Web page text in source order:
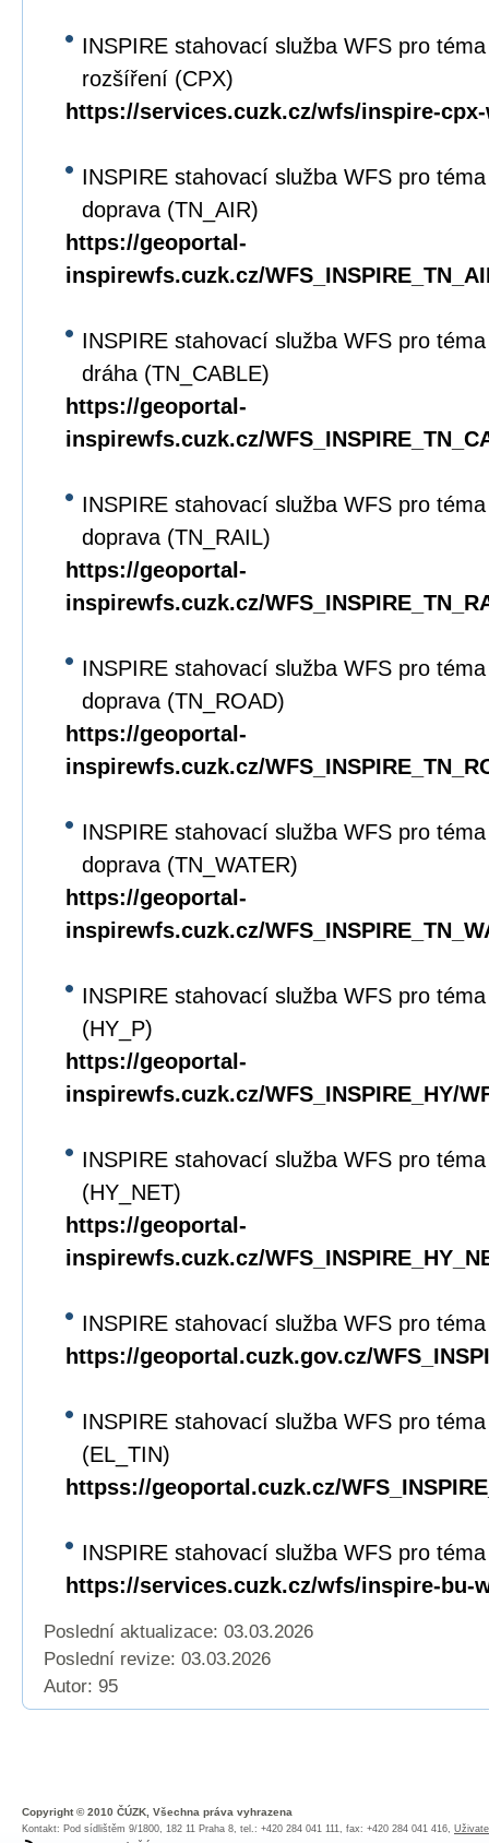
INSPIRE stahovací služba WFS pro
rozšíření (CPX)
https://services.cuzk.cz/wfs/inspire-
INSPIRE stahovací služba WFS pro
doprava (TN_AIR)
https://geoportal-
inspirewfs.cuzk.cz/
INSPIRE stahovací služba WFS pro
dráha (TN_CABLE)
https://geoportal-
inspirewfs.cuzk.cz/
INSPIRE stahovací služba WFS pro
doprava (TN_RAIL)
https://geoportal-
inspirewfs.cuzk.cz/
INSPIRE stahovací služba WFS pro
doprava (TN_ROAD)
https://geoportal-
inspirewfs.cuzk.cz/
INSPIRE stahovací služba WFS pro
doprava (TN_WATER)
https://geoportal-
inspirewfs.cuzk.cz/
INSPIRE stahovací služba WFS pro
(HY_P)
https://geoportal-
inspirewfs.cuzk.cz/WFS_INSPIRE_HY/
INSPIRE stahovací služba WFS pro
(HY_NET)
https://geoportal-
inspirewfs.cuzk.cz/
INSPIRE stahovací služba WFS pro
https://geoportal.cuzk.gov.cz/
INSPIRE stahovací služba WFS pro
(EL_TIN)
httpss://geoportal.cuzk.cz/
INSPIRE stahovací služba WFS pro
https://services.cuzk.cz/wfs/inspire-bu-
Poslední aktualizace: 03.03.2026
Poslední revize: 03.03.2026
Autor: 95
Copyright © 2010 ČÚZK, Všechna práva vyhrazena
Kontakt: Pod sídlištěm 9/1800, 182 11 Praha 8, tel.: +420 284 041 111, fax: +420 284 041 416,